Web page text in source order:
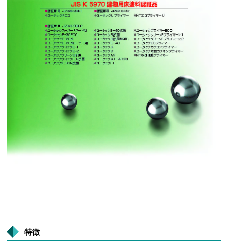
特徴